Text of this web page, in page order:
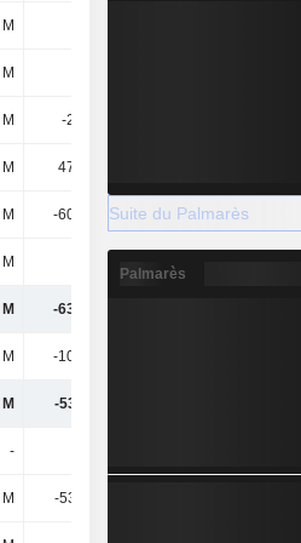
-2,17 M
47,43 M
-60,86 M -38 M -34,06 M
-6,04 M
-63,95 M
-10,84 M
-53,11 M
-
-53,11 M
Suite du Palmarès
Palmarès